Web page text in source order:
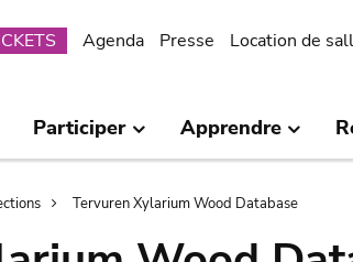
Agenda Presse Location de
Participer Apprendre
Tervuren Xylarium Wood Database